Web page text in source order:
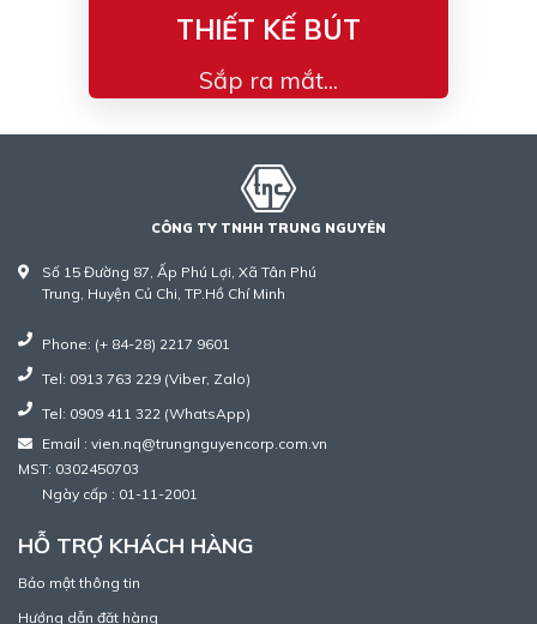
THIẾT KẾ BÚT
Sắp ra mắt...
CÔNG TY TNHH TRUNG NGUYÊN
Số 15 Đường 87, Ấp Phú Lợi, Xã Tân Phú
Trung, Huyện Củ Chi, TP.Hồ Chí Minh
Phone: (+ 84-28) 2217 9601
Tel: 0913 763 229 (Viber, Zalo)
Tel: 0909 411 322 (WhatsApp)
Email : vien.nq@trungnguyencorp.com.vn
MST: 0302450703
Ngày cấp : 01-11-2001
HỖ TRỢ KHÁCH HÀNG
Bảo mật thông tin
Hướng dẫn đặt hàng